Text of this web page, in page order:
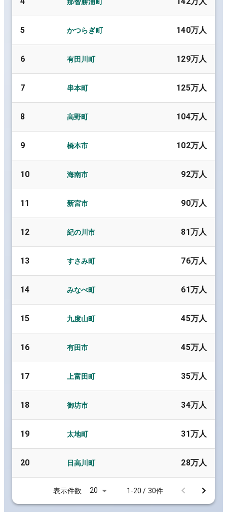
5 かつらぎ町 140万人
6 有田川町 129万人
7 串本町 125万人
8 高野町 104万人
9 橋本市 102万人
10 海南市 92万人
11 新宮市 90万人
12 紀の川市 81万人
13 すさみ町 76万人
14 みなべ町 61万人
15 九度山町 45万人
16 有田市 45万人
17 上富田町 35万人
18 御坊市 34万人
19 太地町 31万人
20 日高川町 28万人
表示件数 20 1-20 / 30件